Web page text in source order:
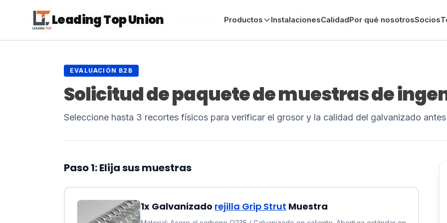
Leading Top Union InstalacionesCalidadPor Qué ElegirnosSociosTestimonios
Leading Top Union Productos InstalacionesCalidadPor qué nosotrosSocios
EVALUACIÓN B2B
Solicitud de paquete de muestras de
Seleccione hasta 3 recortes físicos para verificar el grosor y la calidad del galvanizado
Paso 1: Elija sus muestras
1x Galvanizado rejilla Grip Strut Muestra